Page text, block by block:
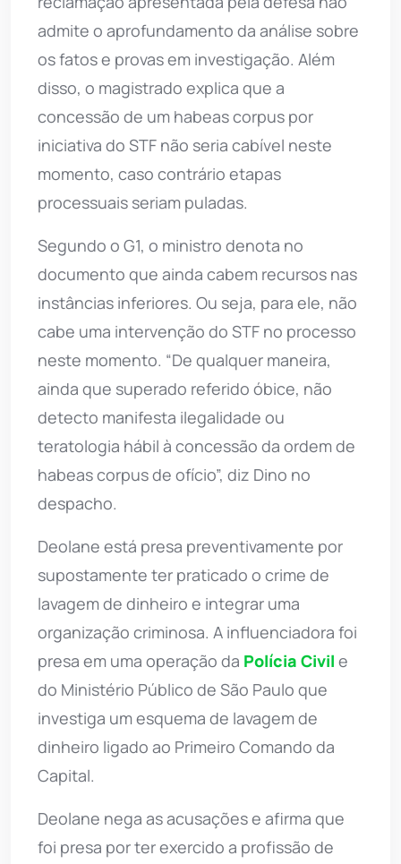
admite o aprofundamento da análise sobre
os fatos e provas em investigação. Além
disso, o magistrado explica que a
concessão de um habeas corpus por
iniciativa do STF não seria cabível neste
momento, caso contrário etapas
processuais seriam puladas.
Segundo o G1, o ministro denota no
documento que ainda cabem recursos nas
instâncias inferiores. Ou seja, para ele, não
cabe uma intervenção do STF no processo
neste momento. “De qualquer maneira,
ainda que superado referido óbice, não
detecto manifesta ilegalidade ou
teratologia hábil à concessão da ordem de
habeas corpus de ofício”, diz Dino no
despacho.
Deolane está presa preventivamente por
supostamente ter praticado o crime de
lavagem de dinheiro e integrar uma
organização criminosa. A influenciadora foi
presa em uma operação da Polícia Civil e
do Ministério Público de São Paulo que
investiga um esquema de lavagem de
dinheiro ligado ao Primeiro Comando da
Capital.
Deolane nega as acusações e afirma que
foi presa por ter exercido a profissão de